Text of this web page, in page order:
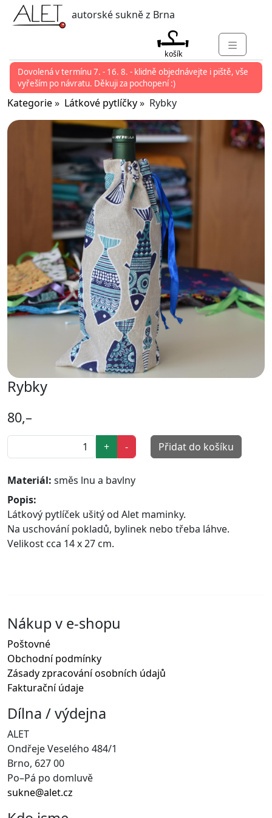
autorské sukně z Brna
košík
KATEGORIE
MARKETY
KONTAKT
O ALET
PŘIHLÁSIT
Dovolená v termínu 7. - 16. 8. - klidně objednávejte i piště, vše
vyřeším po návratu. Děkuji za pochopení :)
Kategorie» Látkové pytlíčky» Rybky
Rybky
80,–
+ - Přidat do košíku
Materiál: směs lnu a bavlny
Popis:
Látkový pytlíček ušitý od Alet maminky.
Na uschování pokladů, bylinek nebo třeba láhve.
Velikost cca 14 x 27 cm.
Nákup v e-shopu
Poštovné
Obchodní podmínky
Zásady zpracování osobních údajů
Fakturační údaje
Dílna / výdejna
ALET
Ondřeje Veselého 484/1
Brno, 627 00
Po–Pá po domluvě
sukne@alet.cz